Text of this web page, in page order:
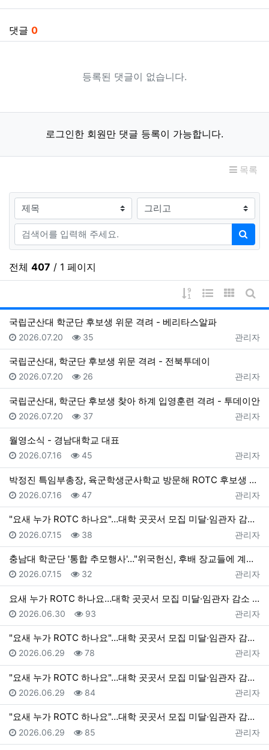
댓글 0
등록된 댓글이 없습니다.
로그인한 회원만 댓글 등록이 가능합니다.
목록
검색대상
검색어
검색
전체 407 / 1 페이지
게시물 정렬
웹진 스타일
갤러리게
국립군산대 학군단 후보생 위문 격려 - 베리타스알파
등록자
관리자
등록일
2026.07.20 조회
35
국립군산대, 학군단 후보생 위문 격려 - 전북투데이
등록자
관리자
등록일
2026.07.20 조회
26
국립군산대, 학군단 후보생 찾아 하계 입영훈련 격려 - 투데이안
등록자
관리자
등록일
2026.07.20 조회
37
월영소식 - 경남대학교 대표
등록자
관리자
등록일
2026.07.16 조회
45
박정진 특임부총장, 육군학생군사학교 방문해 ROTC 후보생 격려 - 경남대학교 대표
등록자
관리자
등록일
2026.07.16 조회
47
"요새 누가 ROTC 하나요"…대학 곳곳서 모집 미달·임관자 감소 - v.daum.net
등록자
관리자
등록일
2026.07.15 조회
38
충남대 학군단 '통합 추모행사'…"위국헌신, 후배 장교들에 계승" - v.daum.net
등록자
관리자
등록일
2026.07.15 조회
32
요새 누가 ROTC 하나요…대학 곳곳서 모집 미달·임관자 감소 - MSN
등록자
관리자
등록일
2026.06.30 조회
93
"요새 누가 ROTC 하나요"…대학 곳곳서 모집 미달·임관자 감소 - v.daum.net
등록자
관리자
등록일
2026.06.29 조회
78
"요새 누가 ROTC 하나요"…대학 곳곳서 모집 미달·임관자 감소 - v.daum.net
등록자
관리자
등록일
2026.06.29 조회
84
"요새 누가 ROTC 하나요"…대학 곳곳서 모집 미달·임관자 감소 - v.daum.net
등록자
관리자
등록일
2026.06.29 조회
85